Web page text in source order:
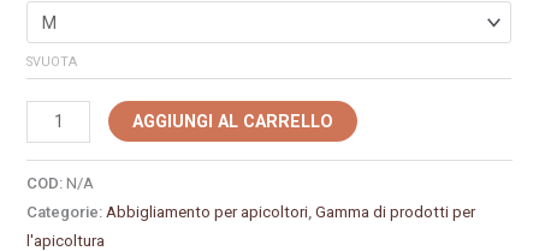
SVUOTA
AGGIUNGI AL CARRELLO
COD:N/A
Categorie: Abbigliamento per apicoltori ,Gamma di prodotti per
l'apicoltura